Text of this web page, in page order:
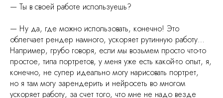
— Ты в своей работе используешь?
— Ну да, где можно использовать, конечно! Это
облегчает рендер намного, ускоряет рутинную работу…
Например, грубо говоря, если мы возьмем просто что-то
простое, типа портретов, у меня уже есть какой-то опыт, я,
конечно, не супер идеально могу нарисовать портрет,
но я там могу зарендерить и нейросеть во многом
ускоряет работу, за счет того, что мне не надо везде